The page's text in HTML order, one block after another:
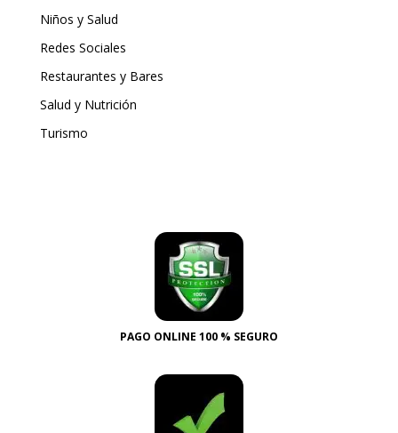
Niños y Salud
Redes Sociales
Restaurantes y Bares
Salud y Nutrición
Turismo
PAGO ONLINE 100 % SEGURO